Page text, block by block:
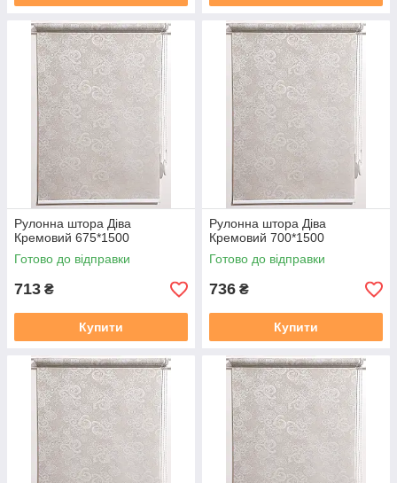
Рулонна штора Дiва
Кремовий 675*1500
Готово до відправки
713 ₴
Купити
Рулонна штора Дiва
Кремовий 700*1500
Готово до відправки
736 ₴
Купити